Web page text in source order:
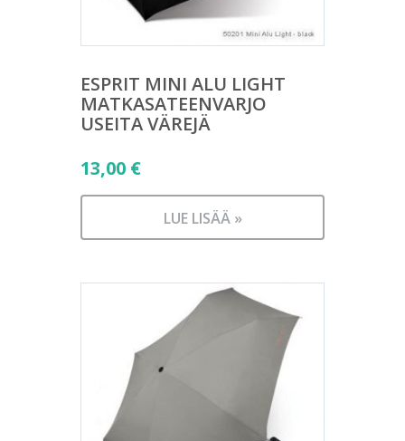
ESPRIT MINI ALU LIGHT
MATKASATEENVARJO
USEITA VÄREJÄ
13,00 €
LUE LISÄÄ »